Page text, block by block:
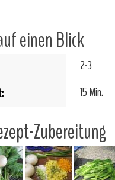
einen Blick
2-3
15 Min.
Zubereitung